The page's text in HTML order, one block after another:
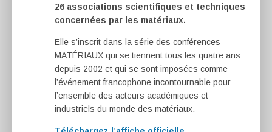
26 associations scientifiques et techniques
concernées par les matériaux.
Elle s’inscrit dans la série des conférences
MATÉRIAUX qui se tiennent tous les quatre ans
depuis 2002 et qui se sont imposées comme
l’événement francophone incontournable pour
l’ensemble des acteurs académiques et
industriels du monde des matériaux.